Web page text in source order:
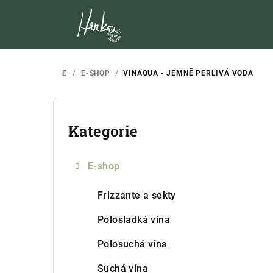
DOMŮ
/ E-SHOP / VINAQUA - JEMNĚ PERLIVÁ VODA
P
Přeskočit
kategorie
Kategorie
E-shop
Frizzante a sekty
Polosladká vína
Polosuchá vína
Suchá vína